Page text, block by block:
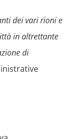
dei vari rioni e
in altrettante
di